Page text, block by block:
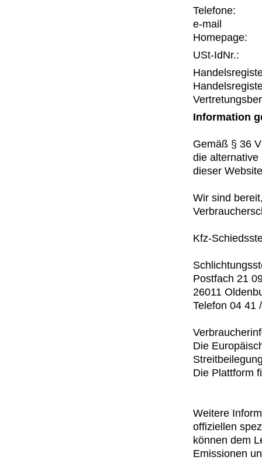
Telefone:
e-mail
Homepage:
USt-IdNr.:
Information
Gemäß § 36
die alternative
dieser
Wir sind
Kfz-
Postfach 21
26011
Telefon 04 41
Die
Die Plattform
Weitere
offiziellen
können dem
Emissionen